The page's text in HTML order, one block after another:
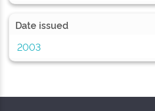
Date issued
2003